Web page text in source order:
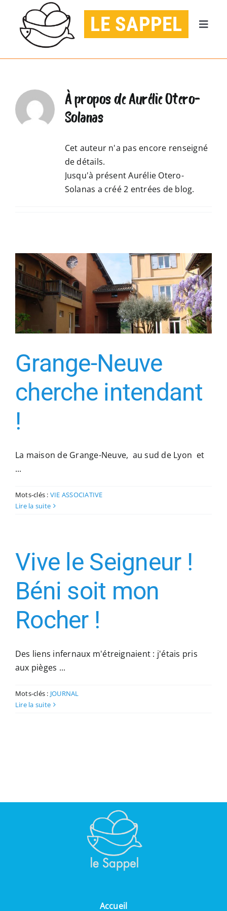
contenu
LE SAPPEL
PUBLICATIONS
CONTACT
JE DONNE
À propos deAurélie Otero-
Solanas
Cet auteur n'a pas encore renseigné
de détails.
Jusqu'à présent Aurélie Otero-
Solanas a créé 2 entrées de blog.
Grange-Neuve
cherche intendant
!
La maison de Grange-Neuve, au sud de Lyon et
...
Mots-clés : VIE ASSOCIATIVE
Lire la suite
Vive le Seigneur !
Béni soit mon
Rocher !
Des liens infernaux m'étreignaient : j'étais pris
aux pièges ...
Mots-clés : JOURNAL
Lire la suite
Accueil